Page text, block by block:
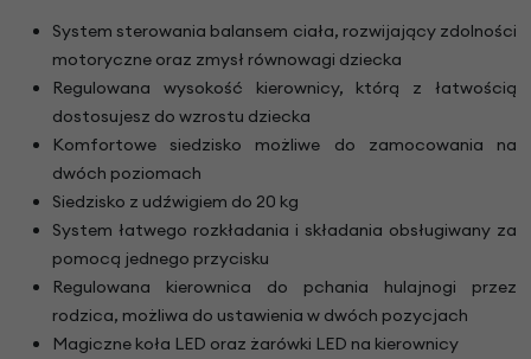
System sterowania balansem ciała, rozwijający zdolności
motoryczne oraz zmysł równowagi dziecka
Regulowana wysokość kierownicy, którą z łatwością
dostosujesz do wzrostu dziecka
Komfortowe siedzisko możliwe do zamocowania na
dwóch poziomach
Siedzisko z udźwigiem do 20 kg
System łatwego rozkładania i składania obsługiwany za
pomocą jednego przycisku
Regulowana kierownica do pchania hulajnogi przez
rodzica, możliwa do ustawienia w dwóch pozycjach
Magiczne koła LED oraz żarówki LED na kierownicy